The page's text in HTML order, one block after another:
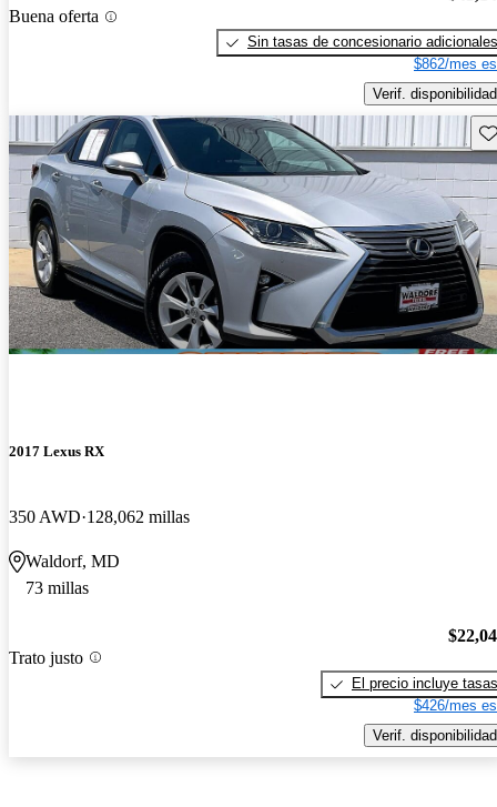
Buena oferta
Sin tasas de concesionario adicionales
$862/mes
Verif. disponibilidad
2017 Lexus RX
350 AWD 128,062 millas
Waldorf, MD
73 millas
Trato justo
El precio incluye tasas
$426/mes
Verif. disponibilidad